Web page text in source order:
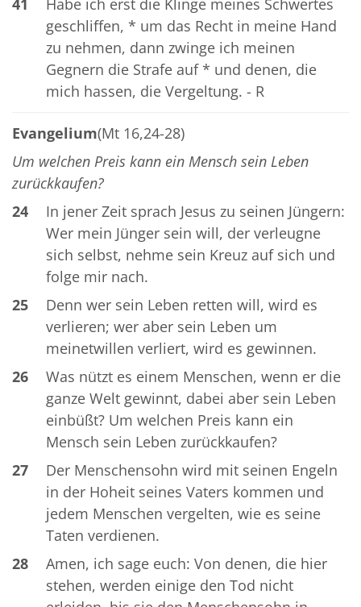
geschliffen, * um das Recht in meine Hand
zu nehmen, dann zwinge ich meinen
Gegnern die Strafe auf * und denen, die
mich hassen, die Vergeltung. - R
Evangelium(Mt 16,24-28)
Um welchen Preis kann ein Mensch sein Leben
zurückkaufen?
24
In jener Zeit sprach Jesus zu seinen Jüngern:
Wer mein Jünger sein will, der verleugne
sich selbst, nehme sein Kreuz auf sich und
folge mir nach.
25
Denn wer sein Leben retten will, wird es
verlieren; wer aber sein Leben um
meinetwillen verliert, wird es gewinnen.
26
Was nützt es einem Menschen, wenn er die
ganze Welt gewinnt, dabei aber sein Leben
einbüßt? Um welchen Preis kann ein
Mensch sein Leben zurückkaufen?
27
Der Menschensohn wird mit seinen Engeln
in der Hoheit seines Vaters kommen und
jedem Menschen vergelten, wie es seine
Taten verdienen.
28
Amen, ich sage euch: Von denen, die hier
stehen, werden einige den Tod nicht